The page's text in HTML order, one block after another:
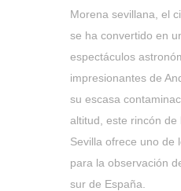
Morena sevillana, el
se ha convertido en
espectáculos
impresionantes de
su escasa
altitud, este rincón de
Sevilla ofrece uno de
para la observación
sur de España.